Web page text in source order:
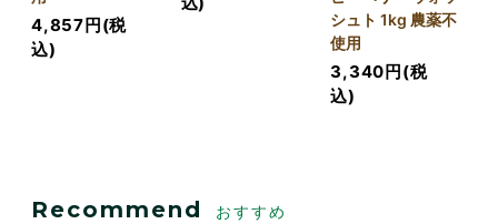
4,857円(税
込)
シュト 1kg 農薬不
使用
3,340円(税
込)
Recommend おすすめ